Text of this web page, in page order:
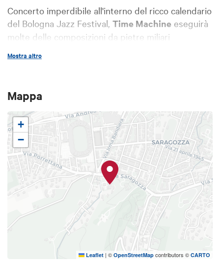
Concerto imperdibile all'interno del ricco calendario
del Bologna Jazz Festival, Time Machine eseguirà
molte delle composizioni da pietre miliari
Funky Thide of Sings
Billy Cobham
basi dello stilefusion: possente, ipercinetico,
tumultuoso, figlio al contempo del jazz, del rock e
del funk.
BatteriaBilly Cobham
Chitarra Rocco Zifarelli
Gary Husband
Basso Victor Cisternas
Sax Bjorn Arko
Antonio Baldino
Andrea Andreoli
Mostra altro
Mappa
+
−
Leaflet | © OpenStreetMap contributors © CARTO